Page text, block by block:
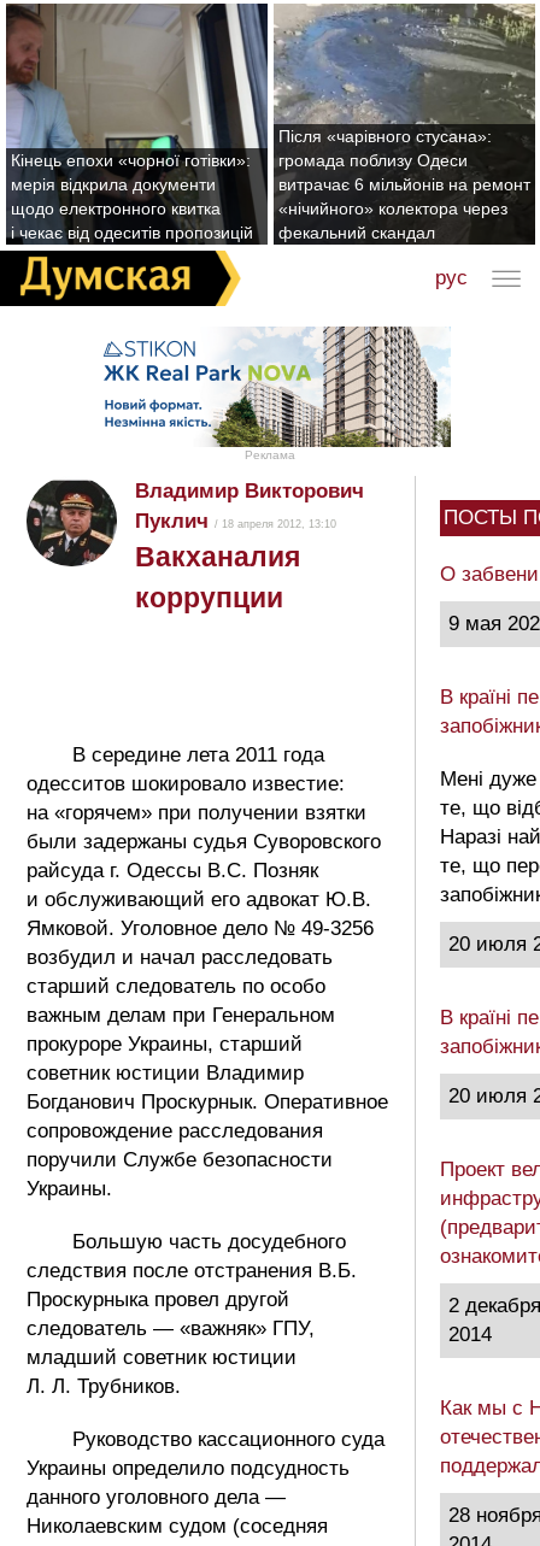
Кінець епохи «чорної готівки»:
мерія відкрила документи
щодо електронного квитка
і чекає від одеситів пропозицій
Після «чарівного стусана»:
громада поблизу Одеси
витрачає 6 мільйонів на ремонт
«нічийного» колектора через
фекальний скандал
рус
Реклама
Владимир Викторович
Пуклич / 18 апреля 2012, 13:10
Вакханалия
коррупции
В середине лета 2011 года
одесситов шокировало известие:
на «горячем» при получении взятки
были задержаны судья Суворовского
райсуда г. Одессы В.С. Позняк
и обслуживающий его адвокат Ю.В.
Ямковой. Уголовное дело № 49-3256
возбудил и начал расследовать
старший следователь по особо
важным делам при Генеральном
прокуроре Украины, старший
советник юстиции Владимир
Богданович Проскурнык. Оперативное
сопровождение расследования
поручили Службе безопасности
Украины.
Большую часть досудебного
следствия после отстранения В.Б.
Проскурныка провел другой
следователь — «важняк» ГПУ,
младший советник юстиции
Л. Л. Трубников.
Руководство кассационного суда
Украины определило подсудность
данного уголовного дела —
Николаевским судом (соседняя
ПОСТЫ
О
9 мая
В країні
Мені
те, що
Наразі
те, що
20 июля
В країні
20 июля
Проект
2 декабря
2014
Как мы с
28